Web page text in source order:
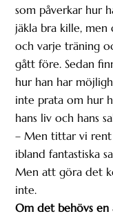
som påverkar hur
jäkla bra kille,
och varje träning
gått före. Sedan
hur han har
inte prata om hur
hans liv och hans
– Men tittar vi rent
ibland fantastiska
Men att göra det
inte.
Om det behövs en